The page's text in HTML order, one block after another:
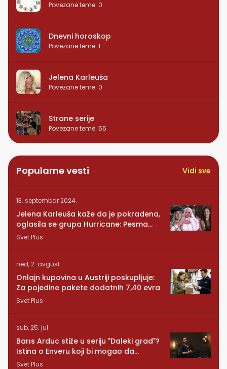
Povezane teme: 0
Dnevni horoskop
Povezane teme: 1
Jelena Karleuša
Povezane teme: 0
Strane serije
Povezane teme: 55
Popularne vesti Vidi sve
13. septembar 2024.
Jelena Karleuša kaže da je pokradena,
oglasila se grupa Hurricane: Pesma
RUNDE je naša!
Svet Plus
ned, 2. avgust
Onlajn kupovina u Austriji poskupljuje:
Za pojedine pakete dodatnih 7,40 evra
Svet Plus
sub, 25. jul
Barıs Arduc stiže u seriju "Daleki grad"?
Istina o Enveru koji bi mogao da
promeni sve
Svet Plus